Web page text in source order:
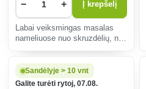
− + Į krepšelį
Labai veiksmingas masalas
nameliuose nuo skruzdėlių, net
Sandėlyje > 10 vnt
Galite turėti rytoj, 07.08.